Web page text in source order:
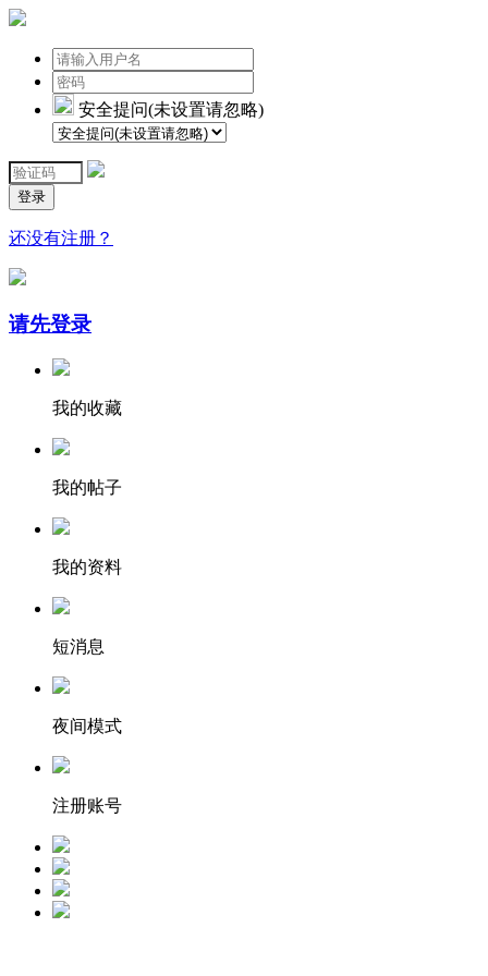
安全提问(未设置请忽略)
登录
还没有注册？
请先登录
我的收藏
我的帖子
我的资料
短消息
夜间模式
注册账号